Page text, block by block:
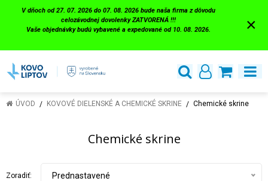
V dňoch od 27. 07. 2026 do 07. 08. 2026 bude naša firma z dôvodu
celozávodnej dovolenky ZATVORENÁ !!!
Vaše objednávky budú vybavené a expedované od 10. 08. 2026.
×
ÚVOD KOVOVÉ DIELENSKÉ A CHEMICKÉ SKRINE Chemické skrine
Chemické skrine
Zoradiť: Prednastavené